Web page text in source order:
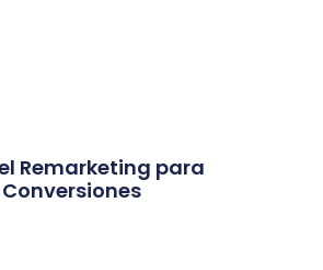
Remarketing para